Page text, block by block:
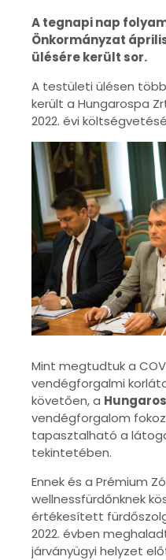
A tegnapi nap
Önkormányzat
ülésére került sor.
A testületi ülésen
került a Hungarospa
2022. évi
Mint megtudtuk a
vendégforgalmi
követően, a
vendégforgalom
tapasztalható a
tekintetében.
Ennek és a Prémium
wellnessfürdőnknek
értékesített
2022. évben
járványügyi helyzet